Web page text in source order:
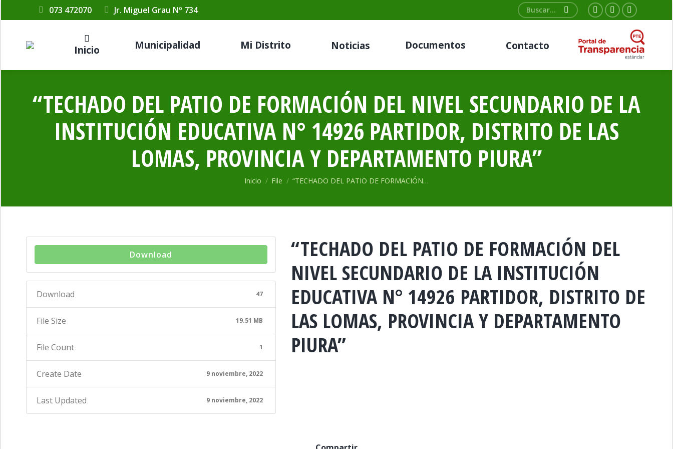
073 472070 Jr. Miguel Grau Nº 734
Buscar:
Facebook
opens
Twitter
page
opens
YouTube
page
opens
in
Inicio Municipalidad Mi Distrito Noticias Documentos Contacto
“TECHADO DEL PATIO DE FORMACIÓN DEL NIVEL SECUNDARIO DE LA
INSTITUCIÓN EDUCATIVA N° 14926 PARTIDOR, DISTRITO DE LAS
LOMAS, PROVINCIA Y DEPARTAMENTO PIURA”
Estás aquí:
Inicio File “TECHADO DEL PATIO DE FORMACIÓN…
Download
Download 47
File Size 19.51 MB
File Count 1
Create Date 9 noviembre, 2022
Last Updated 9 noviembre, 2022
“TECHADO DEL PATIO DE FORMACIÓN DEL
NIVEL SECUNDARIO DE LA INSTITUCIÓN
EDUCATIVA N° 14926 PARTIDOR, DISTRITO DE
LAS LOMAS, PROVINCIA Y DEPARTAMENTO
PIURA”